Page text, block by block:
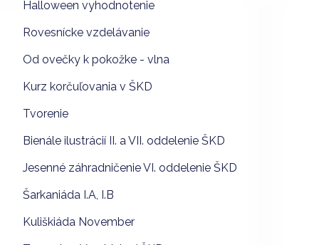
Halloween vyhodnotenie
Rovesnícke vzdelávanie
Od ovečky k pokožke - vlna
Kurz korčuľovania v ŠKD
Tvorenie
Bienále ilustrácií II. a VII. oddelenie ŠKD
Jesenné záhradničenie VI. oddelenie ŠKD
Šarkaniáda I.A, I.B
Kuliškiáda November